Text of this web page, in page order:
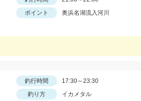
ポイント
奥浜名湖流入河川
釣行時間
17:30～23:30
釣り方 イカメタル